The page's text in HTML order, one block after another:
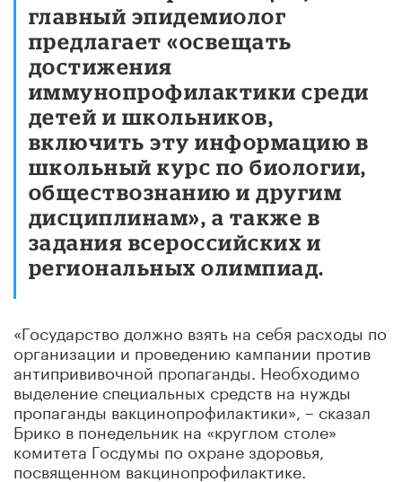
главный эпидемиолог
предлагает «освещать
достижения
иммунопрофилактики среди
детей и школьников,
включить эту информацию в
школьный курс по биологии,
обществознанию и другим
дисциплинам», а также в
задания всероссийских и
региональных олимпиад.
«Государство должно взять на себя расходы по
организации и проведению кампании против
антипрививочной пропаганды. Необходимо
выделение специальных средств на нужды
пропаганды вакцинопрофилактики», – сказал
Брико в понедельник на «круглом столе»
комитета Госдумы по охране здоровья,
посвященном вакцинопрофилактике.